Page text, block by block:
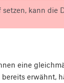
kann die
eine
erwähnt,